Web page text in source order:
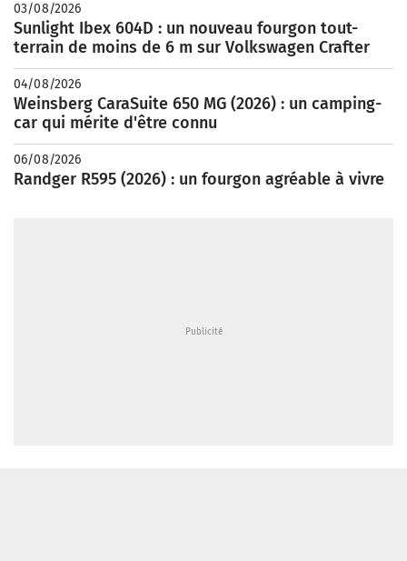
03/08/2026
Sunlight Ibex 604D : un nouveau fourgon tout-
terrain de moins de 6 m sur Volkswagen Crafter
04/08/2026
Weinsberg CaraSuite 650 MG (2026) : un camping-
car qui mérite d'être connu
06/08/2026
Randger R595 (2026) : un fourgon agréable à vivre